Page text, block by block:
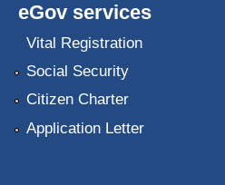
eGov services
Vital Registration
Social Security
Citizen Charter
Application Letter